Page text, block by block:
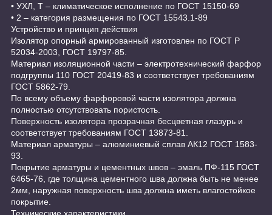
• УХЛ, Т – климатическое исполнение по ГОСТ 15150-69
• 2 – категория размещения по ГОСТ 15543.1-89
Устройство и принцип действия
Изолятор опорный армированный изготовлен по ГОСТ Р
52034-2003, ГОСТ 19797-85.
Материал изоляционной части – электротехнический фарфор
подгруппы 110 ГОСТ 20419-83 и соответствует требованиям
ГОСТ 5862-79.
По всему объему фарфоровой части изолятора должна
полностью отсутствовать пористость.
Поверхность изолятора прозрачная бесцветная глазурь и
соответствует требованиям ГОСТ 13873-81.
Материал арматуры – алюминиевый сплав АК12 ГОСТ 1583-
93.
Покрытие арматуры и цементных швов – эмаль ПФ-115 ГОСТ
6465-76, где толщина цементного шва должна быть не менее
2мм, наружная поверхность шва должна иметь влагостойкое
покрытие.
Технические характеристики